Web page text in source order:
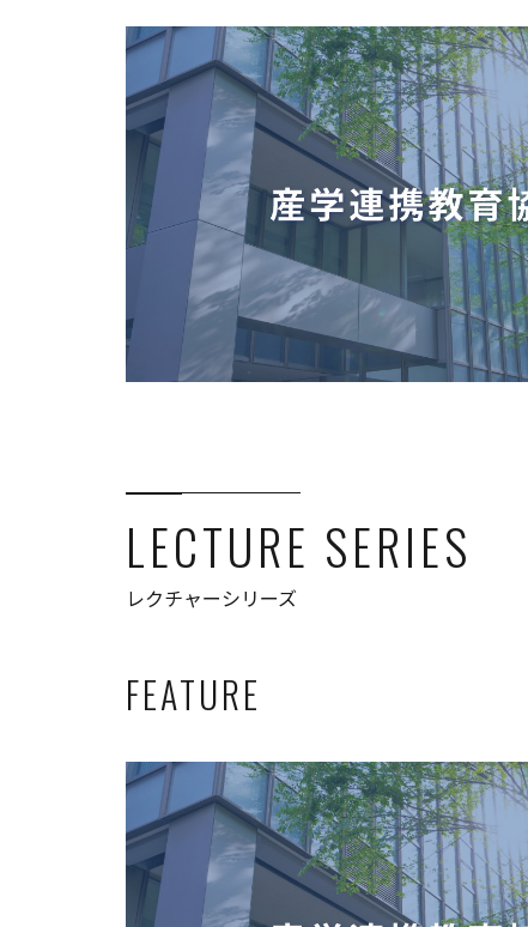
LECTURE SERIES
レクチャーシリーズ
FEATURE